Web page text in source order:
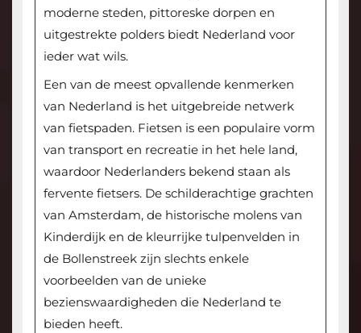
moderne steden, pittoreske dorpen en
uitgestrekte polders biedt Nederland voor
ieder wat wils.
Een van de meest opvallende kenmerken
van Nederland is het uitgebreide netwerk
van fietspaden. Fietsen is een populaire vorm
van transport en recreatie in het hele land,
waardoor Nederlanders bekend staan als
fervente fietsers. De schilderachtige grachten
van Amsterdam, de historische molens van
Kinderdijk en de kleurrijke tulpenvelden in
de Bollenstreek zijn slechts enkele
voorbeelden van de unieke
bezienswaardigheden die Nederland te
bieden heeft.